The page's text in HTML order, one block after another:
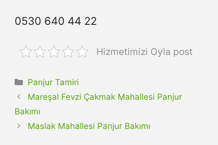
0530 640 44 22
Hizmetimizi Oyla post
Kategoriler
Panjur Tamiri
Mareşal Fevzi Çakmak Mahallesi Panjur
Bakımı
Maslak Mahallesi Panjur Bakımı